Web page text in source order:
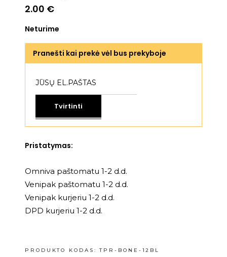
2.00 €
Neturime
Pranešti kai prekė vėl bus prekyboje
Tvirtinti
Pristatymas:
Omniva paštomatu 1-2 d.d.
Venipak paštomatu 1-2 d.d.
Venipak kurjeriu 1-2 d.d.
DPD kurjeriu 1-2 d.d.
PRODUKTO KODAS:TPR-BONE-12BL